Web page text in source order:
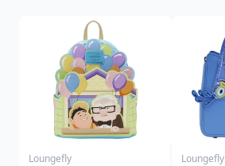
Loungefly Loungefly